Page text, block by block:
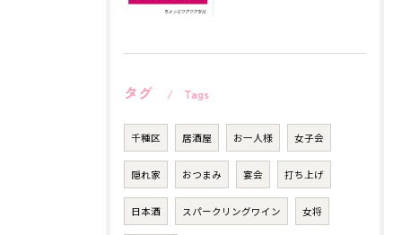
タグ Tags
千種区 居酒屋 お一人様 女子会
隠れ家 おつまみ 宴会 打ち上げ
日本酒 スパークリングワイン 女将